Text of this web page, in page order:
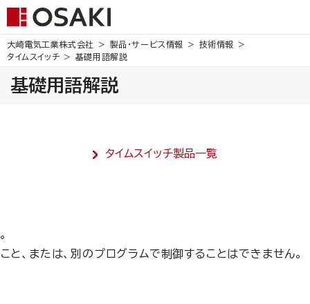
大崎電気工業株式会社 製品・サービス情報
技術情報
タイムスイッチ
基礎用語解説
基礎用語解説
タイムスイッチ製品一覧
、または、別のプログラムで制御することはできません。